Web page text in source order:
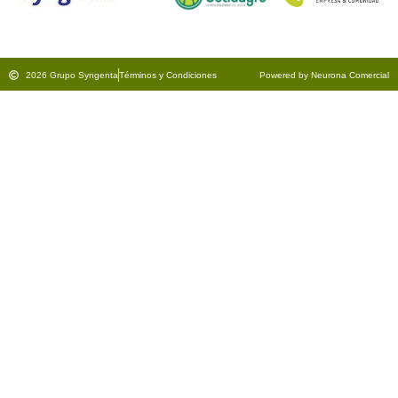
2026 Grupo SyngentaTérminos y Condiciones Powered by Neurona Comercial